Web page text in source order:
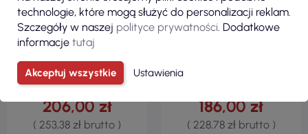
206,00 zł
( 253,38 zł brutto )
186,00 zł
( 228,78 zł brutto )
technologie, które mogą służyć do personalizacji reklam.
Szczegóły w naszej polityce prywatności. Dodatkowe
informacje tutaj
Akceptuj wszystkie Ustawienia